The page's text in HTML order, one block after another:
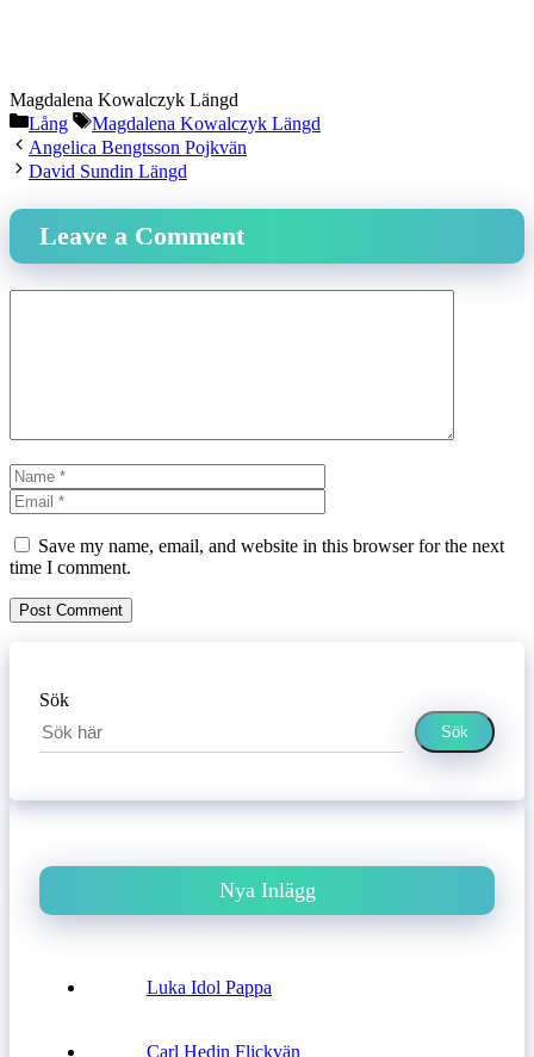
Magdalena Kowalczyk Längd
Categories
Lång Tags
Magdalena Kowalczyk Längd
Angelica Bengtsson Pojkvän
David Sundin Längd
Leave a Comment
Name
Save my name, email, and website in this browser for the next
time I comment.
Sök
Sök
Nya Inlägg
Luka Idol Pappa
Carl Hedin Flickvän